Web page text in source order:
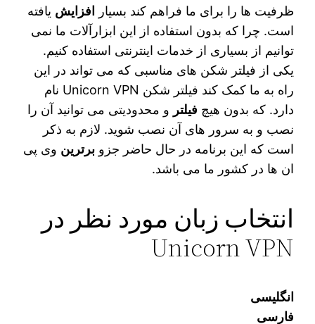
ظرفیت ها را برای ما فراهم کند بسیار
افزایش یافته
است. چرا که بدون استفاده از این ابزارآلات ما نمی
توانیم از بسیاری از خدمات اینترنتی استفاده کنیم.
یکی از فیلتر شکن های مناسبی که می‌ تواند در این
راه به ما کمک کند فیلتر شکن Unicorn VPN نام
دارد. که بدون هیچ‌ فیلتر و محدودیتی می توانید آن را
نصب و به سرور های آن نصب شوید. لازم به ذکر
است که این برنامه در حال حاضر جزو‌برترین وی پی
ان ها در کشور ما می باشد.
انتخاب زبان مورد نظر در
Unicorn VPN
انگلیسی
فارسی